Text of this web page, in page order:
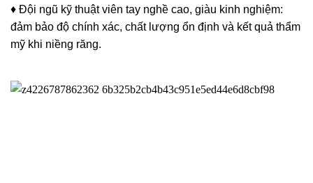
♦ Đội ngũ kỹ thuật viên tay nghề cao, giàu kinh nghiệm:
đảm bảo độ chính xác, chất lượng ổn định và kết quả thẩm
mỹ khi niềng răng.